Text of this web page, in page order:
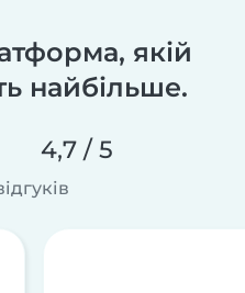
якій
найбільше.
4,7 / 5